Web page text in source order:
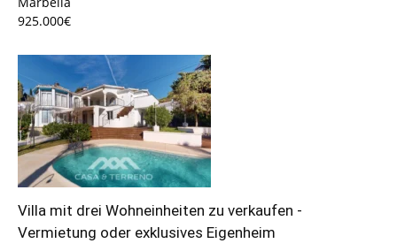
925.000€
Villa mit drei Wohneinheiten zu verkaufen -
Vermietung oder exklusives Eigenheim